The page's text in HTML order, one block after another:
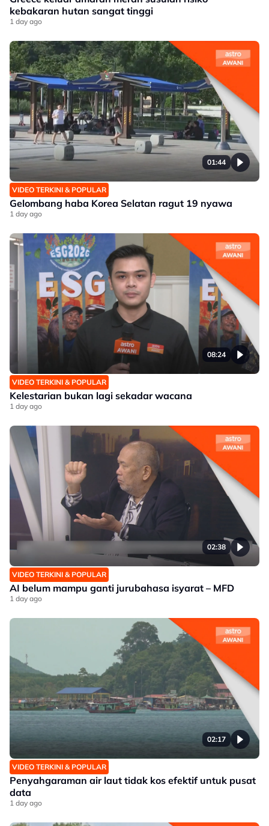
kebakaran hutan sangat tinggi
1 day ago
01:44
VIDEO TERKINI & POPULAR
Gelombang haba Korea Selatan ragut 19 nyawa
1 day ago
08:24
VIDEO TERKINI & POPULAR
Kelestarian bukan lagi sekadar wacana
1 day ago
02:38
VIDEO TERKINI & POPULAR
AI belum mampu ganti jurubahasa isyarat – MFD
1 day ago
02:17
VIDEO TERKINI & POPULAR
Penyahgaraman air laut tidak kos efektif untuk pusat
data
1 day ago